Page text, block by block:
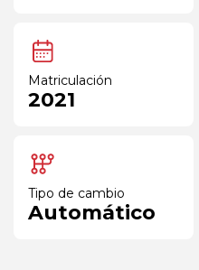
Matriculación
2021
Tipo de cambio
Automático